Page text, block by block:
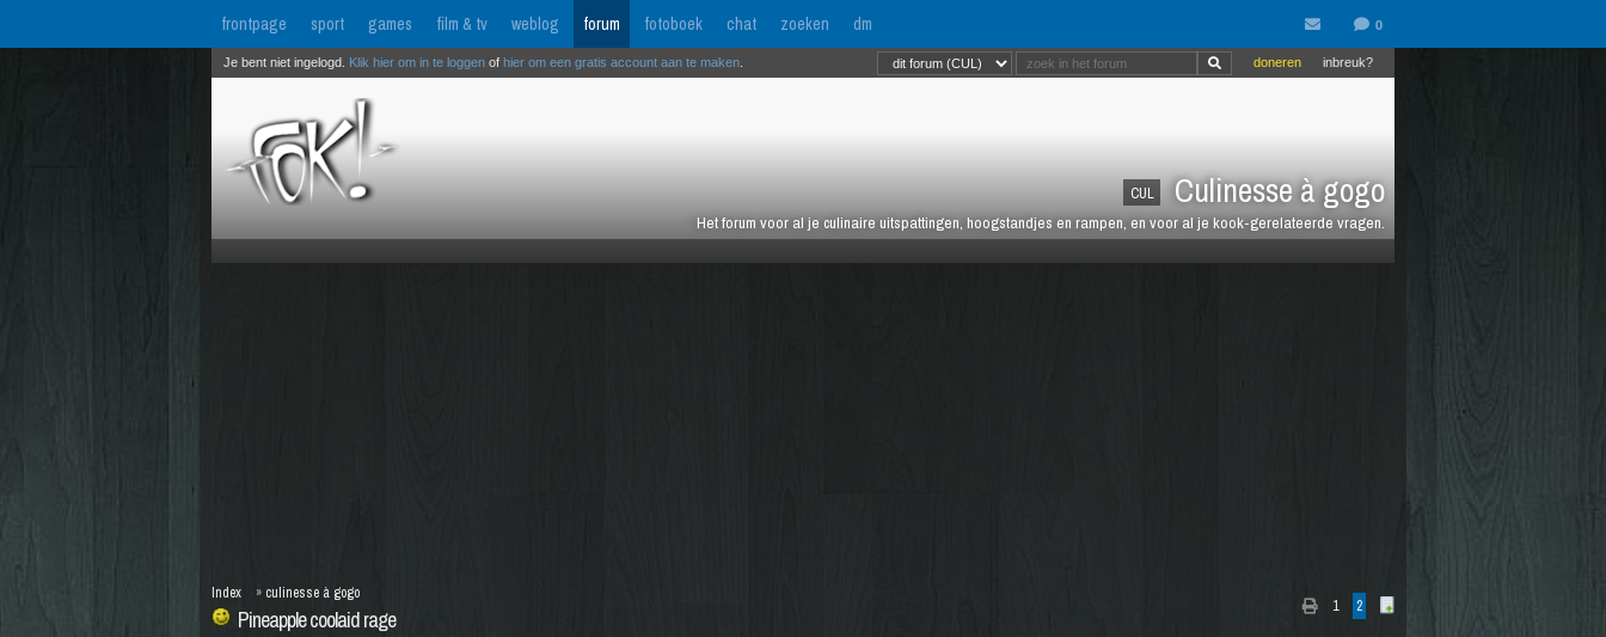
frontpage sport games film & tv weblog forum fotoboek chat zoeken dm
CUL Culinesse à gogo
Het forum voor al je culinaire uitspattingen, hoogstandjes en rampen, en voor al je kook-gerelateerde vragen.
inbreuk?
doneren
Je bent niet ingelogd. Klik hier om in te loggen of hier om een gratis account aan te maken
1 2
Pineapple coolaid rage
Index » culinesse à gogo